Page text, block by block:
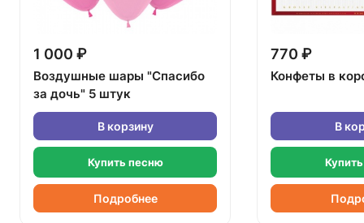
1 000 ₽
Воздушные шары "Спасибо
за дочь" 5 штук
В корзину
Купить песню
Подробнее
770 ₽
Конфеты в
В